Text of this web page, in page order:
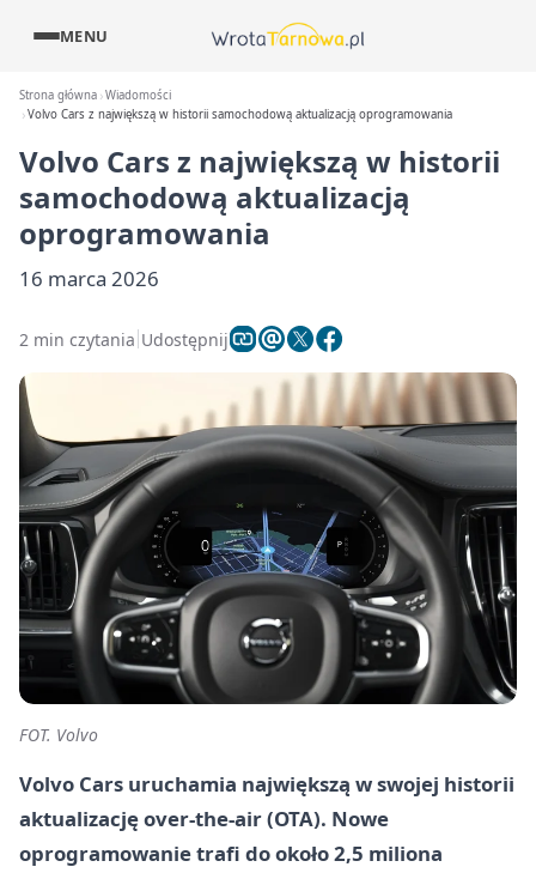
MENU
Strona główna Wiadomości
Volvo Cars z największą w historii samochodową aktualizacją oprogramowania
Volvo Cars z największą w historii
samochodową aktualizacją
oprogramowania
16 marca 2026
2 min czytania Udostępnij
FOT. Volvo
Volvo Cars uruchamia największą w swojej historii
aktualizację over-the-air (OTA). Nowe
oprogramowanie trafi do około 2,5 miliona